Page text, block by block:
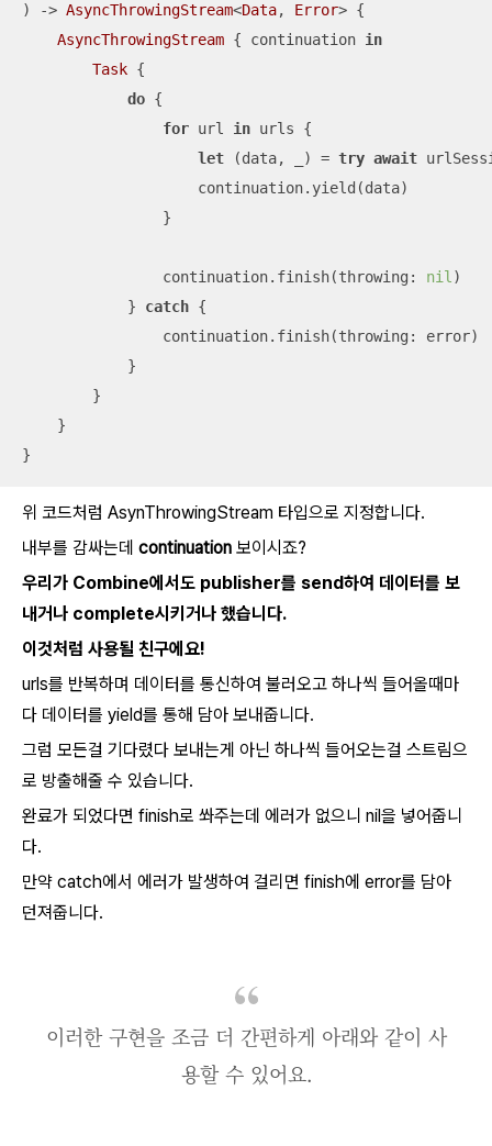
) -> AsyncThrowingStream<Data, Error> {
AsyncThrowingStream { continuation in
Task {
do {
for url in urls {
let (data, ) = try await
                    continuation.yield(data)
                }
                continuation.finish(throwing:
nil )
            }
catch {
                continuation.finish(throwing: error)
            }
        }
    }
}
위 코드처럼 AsynThrowingStream 타입으로 지정합니다.
내부를 감싸는데 continuation 보이시죠?
우리가 Combine에서도 publisher를 send하여 데이터를 보
내거나 complete시키거나 했습니다.
이것처럼 사용될 친구에요!
urls를 반복하며 데이터를 통신하여 불러오고 하나씩 들어올때마
다 데이터를 yield를 통해 담아 보내줍니다.
그럼 모든걸 기다렸다 보내는게 아닌 하나씩 들어오는걸 스트림으
로 방출해줄 수 있습니다.
완료가 되었다면 finish로 쏴주는데 에러가 없으니 nil을 넣어줍니
다.
만약 catch에서 에러가 발생하여 걸리면 finish에 error를 담아
던져줍니다.
이러한 구현을 조금 더 간편하게 아래와 같이 사
용할 수 있어요.